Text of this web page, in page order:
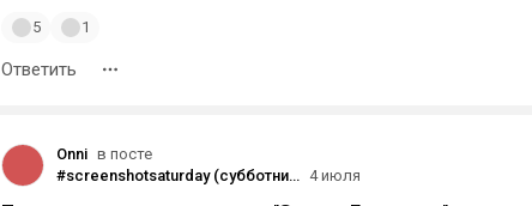
5 1
Ответить
Onni в посте
#screenshotsaturday (субботний скриншот) на DTF 04.07.2026 4 июля